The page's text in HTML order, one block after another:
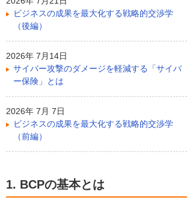
ビジネスの成果を最大化する戦略的交渉学
（後編）
2026年 7月14日
サイバー攻撃のダメージを軽減する「サイバ
ー保険」とは
2026年 7月 7日
ビジネスの成果を最大化する戦略的交渉学
（前編）
1. BCPの基本とは